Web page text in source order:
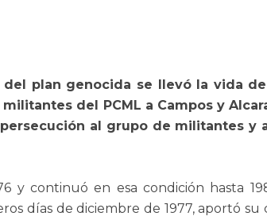
del plan genocida se llevó la vida
del PCML a Campos y
al grupo de militantes y
y continuó en esa condición hasta
días de diciembre de 1977, aportó